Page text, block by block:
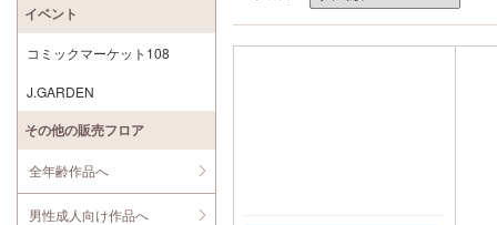
イベント
コミックマーケット108
J.GARDEN
その他の販売フロア
全年齢作品へ
男性成人向け作品へ